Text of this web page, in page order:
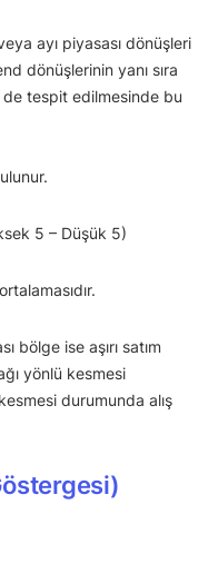
ayı piyasası dönüşleri
dönüşlerinin yanı sıra
de tespit edilmesinde bu
5 – Düşük 5)
bölge ise aşırı satım
yönlü kesmesi
durumunda alış